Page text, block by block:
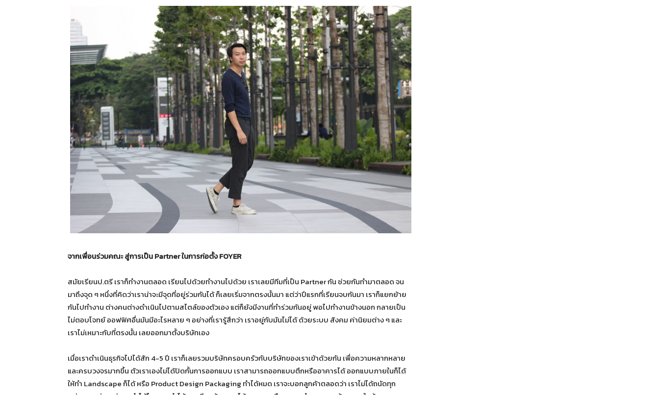
จากเพื่อนร่วมคณะ สู่การเป็นPartnerในการก่อตั้งFOYER
สมัยเรียนป.ตรี เราก็ทำงานตลอด เรียนไปด้วยทำงานไปด้วย เราเลยมีทีมที่เป็น Partner กัน ช่วยกันทำมาตลอด จน
มาถึงจุด ๆ หนึ่งที่คิดว่าเราน่าจะมีจุดที่อยู่ร่วมกันได้ ก็เลยเริ่มจากตรงนั้นมา แต่ว่าปีแรกที่เรียนจบกันมา เราก็แยกย้าย
กันไปทำงาน ต่างคนต่างดำเนินไปตามสไตล์ของตัวเอง แต่ก็ยังมีงานที่ทำร่วมกันอยู่ พอไปทำงานข้างนอก กลายเป็น
ไม่ตอบโจทย์ ออฟฟิศอื่นมันมีอะไรหลาย ๆ อย่างที่เรารู้สึกว่า เราอยู่กับมันไม่ได้ ด้วยระบบ สังคม ค่านิยมต่าง ๆ และ
เราไม่เหมาะกับที่ตรงนั้น เลยออกมาตั้งบริษัทเอง
เมื่อเราดำเนินธุรกิจไปได้สัก 4-5 ปี เราก็เลยรวมบริษัทครอบครัวกับบริษัทของเราเข้าด้วยกัน เพื่อความหลากหลาย
และครบวงจรมากขึ้น ตัวเราเองไม่ได้ปิดกั้นการออกแบบ เราสามารถออกแบบตึกหรืออาคารได้ ออกแบบภายในก็ได้
ให้ทำ Landscape ก็ได้ หรือ Product Design Packaging ทำได้หมด เราจะบอกลูกค้าตลอดว่า เราไม่ได้ถนัดทุก